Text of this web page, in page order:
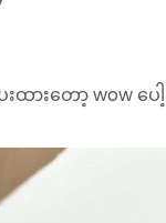
ားတော့ wow ပေါ့
ေကို အကုန်ဖယ်ရှား
ပါမယ်
off mask ပါ